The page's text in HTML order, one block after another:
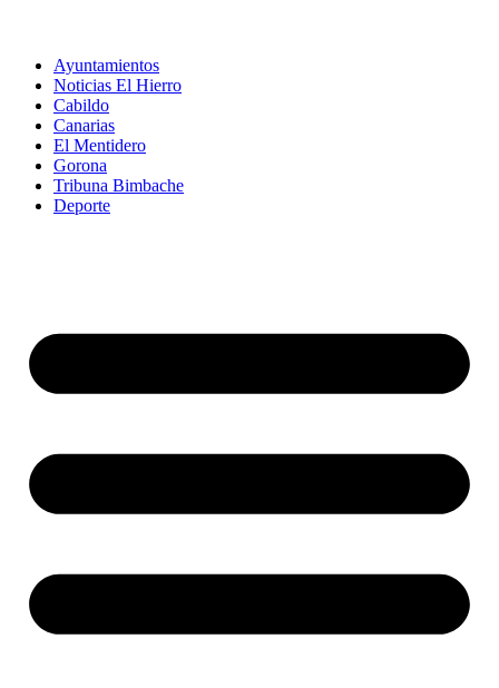
Ayuntamientos
Noticias El Hierro
Cabildo
Canarias
El Mentidero
Gorona
Tribuna Bimbache
Deporte